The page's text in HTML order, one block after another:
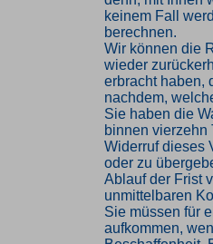
keinem Fall
berechnen.
Wir können die
wieder
erbracht haben,
nachdem,
Sie haben die
binnen vierzehn
Widerruf dieses
oder zu
Ablauf der Frist
unmittelbaren
Sie müssen für
aufkommen,